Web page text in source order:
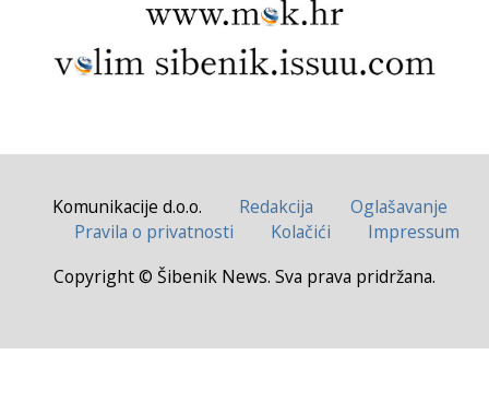
Komunikacije d.o.o. Redakcija
Oglašavanje
Pravila o privatnosti
Kolačići
Impressum
Copyright © Šibenik News. Sva prava pridržana.